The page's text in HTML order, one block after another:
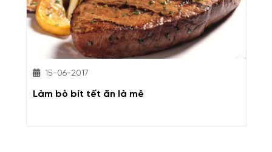
15-06-2017
Làm bò bít tết ăn là mê